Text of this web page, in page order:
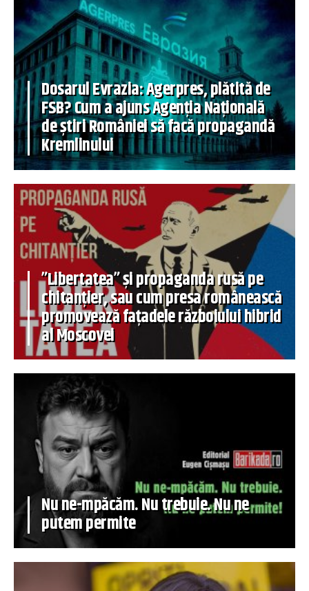
Dosarul Evrazia: Agerpres, plătită de
FSB? Cum a ajuns Agenția Națională
de știri României să facă propagandă
Kremlinului
”Libertatea” și propaganda rusă pe
chitanțier, sau cum presa românească
promovează fațadele războiului hibrid
al Moscovei
Nu ne-mpăcăm. Nu trebuie. Nu ne
putem permite